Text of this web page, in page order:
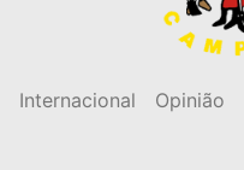
Internacional Opinião